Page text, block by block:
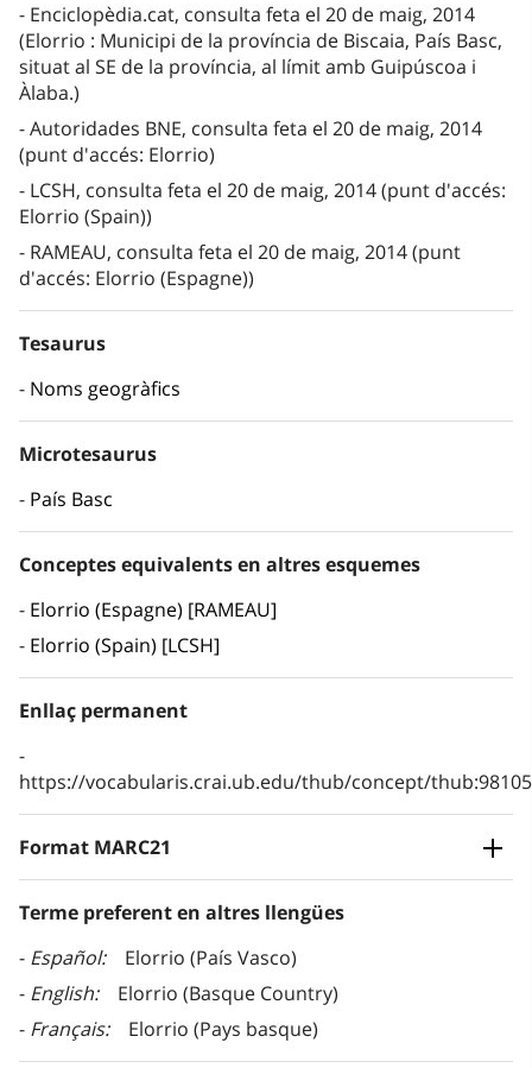
Enciclopèdia.cat, consulta feta el 20 de maig, 2014
(Elorrio : Municipi de la província de Biscaia, País Basc,
situat al SE de la província, al límit amb Guipúscoa i
Àlaba.)
Autoridades BNE, consulta feta el 20 de maig, 2014
(punt d'accés: Elorrio)
LCSH, consulta feta el 20 de maig, 2014 (punt d'accés:
Elorrio (Spain))
RAMEAU, consulta feta el 20 de maig, 2014 (punt
d'accés: Elorrio (Espagne))
Tesaurus
Noms geogràfics
Microtesaurus
País Basc
Conceptes equivalents en altres esquemes
Elorrio (Espagne) [RAMEAU]
Elorrio (Spain) [LCSH]
Enllaç permanent
https://vocabularis.crai.ub.edu/thub/concept/
Format MARC21
Terme preferent en altres llengües
Español
Elorrio (País Vasco)
English
Elorrio (Basque Country)
Français
Elorrio (Pays basque)